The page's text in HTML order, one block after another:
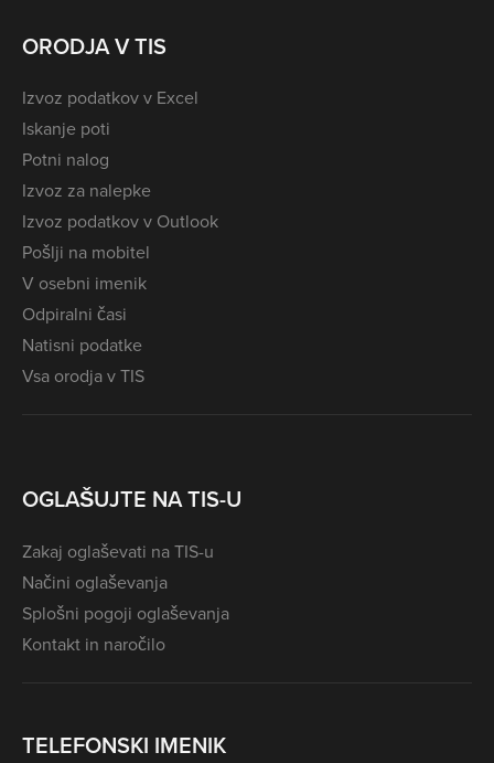
ORODJA V TIS
Izvoz podatkov v Excel
Iskanje poti
Potni nalog
Izvoz za nalepke
Izvoz podatkov v Outlook
Pošlji na mobitel
V osebni imenik
Odpiralni časi
Natisni podatke
Vsa orodja v TIS
OGLAŠUJTE NA TIS-U
Zakaj oglaševati na TIS-u
Načini oglaševanja
Splošni pogoji oglaševanja
Kontakt in naročilo
TELEFONSKI IMENIK